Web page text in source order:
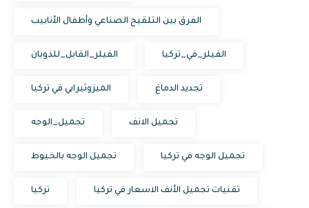
الفرق بين التلقيح الصناعي وأطفال الأنابيب
الفيلر_القابل_للذوبان الفيلر_في_تركيا
الميزوثيرابي في تركيا تجديد الدماغ
تجميل_الوجه تجميل الانف
تجميل الوجه بالخيوط تجميل الوجه في تركيا
تركيا تقنيات تجميل الأنف الاسعار في تركيا